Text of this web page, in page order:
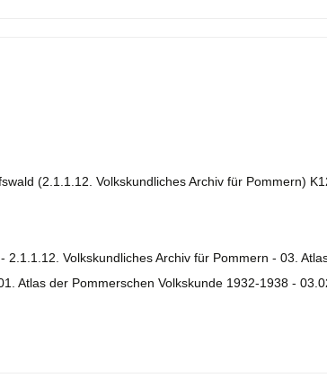
(2.1.1.12. Volkskundliches Archiv für Pommern)
- 2.1.1.12. Volkskundliches Archiv für Pommern - 03.
Atlas der Pommerschen Volkskunde 1932-1938 -